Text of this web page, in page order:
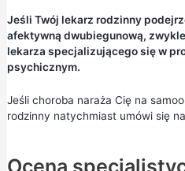
Jeśli Twój lekarz rodzinny
afektywną dwubiegunową,
lekarza specjalizującego się w
psychicznym.
Jeśli choroba naraża Cię na
rodzinny natychmiast umówi się
Ocena